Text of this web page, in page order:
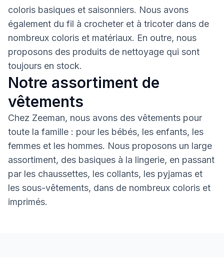
coloris basiques et saisonniers. Nous avons
également du fil à crocheter et à tricoter dans de
nombreux coloris et matériaux. En outre, nous
proposons des produits de nettoyage qui sont
toujours en stock.
Notre assortiment de
vêtements
Chez Zeeman, nous avons des vêtements pour
toute la famille : pour les bébés, les enfants, les
femmes et les hommes. Nous proposons un large
assortiment, des basiques à la lingerie, en passant
par les chaussettes, les collants, les pyjamas et
les sous-vêtements, dans de nombreux coloris et
imprimés.